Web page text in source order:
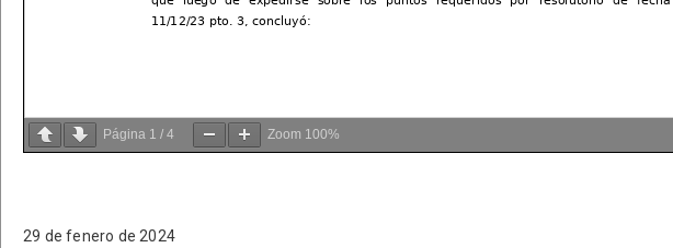
Página 1 / 4 Zoom 100%
29 de fenero de 2024